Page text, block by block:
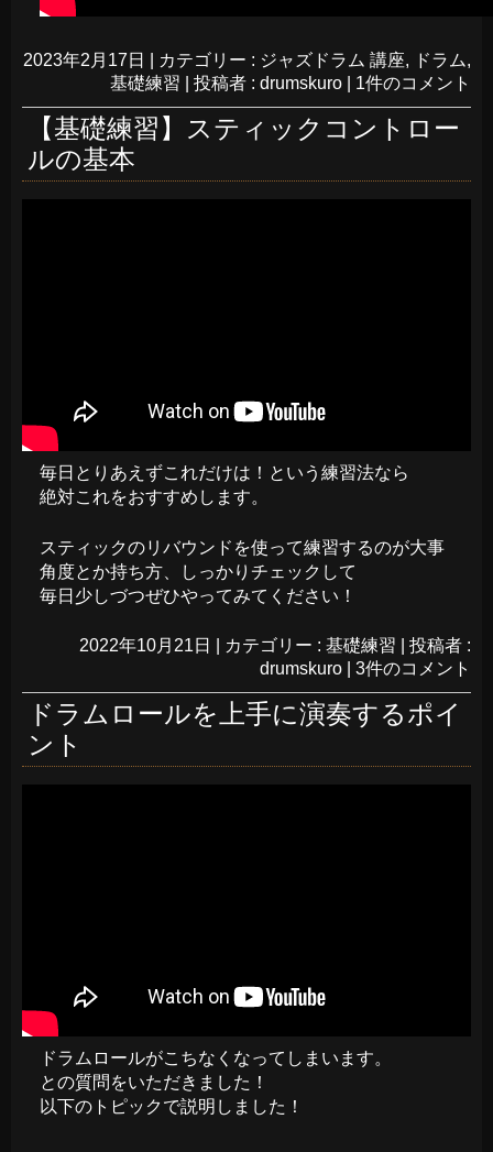
2023年2月17日 カテゴリー : ジャズドラム 講座, ドラム,
基礎練習
投稿者 : drumskuro 1件のコメント
【基礎練習】スティックコントロー
ルの基本
毎日とりあえずこれだけは！という練習法なら
絶対これをおすすめします。
スティックのリバウンドを使って練習するのが大事
角度とか持ち方、しっかりチェックして
毎日少しづつぜひやってみてください！
2022年10月21日 カテゴリー : 基礎練習
投稿者 :
drumskuro
3件のコメント
ドラムロールを上手に演奏するポイ
ント
ドラムロールがこちなくなってしまいます。
との質問をいただきました！
以下のトピックで説明しました！